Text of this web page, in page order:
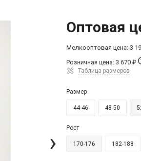
›
Оптовая
Мелкооптовая цена: 3
Розничная цена: 3 670 ₽
Таблица размеров
Размер
44-46 48-50
Рост
170-176 182-188